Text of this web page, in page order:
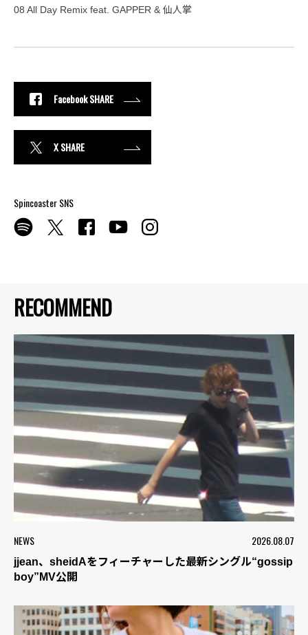
RECOMMEND
NEWS 2026.08.07
jjean、sheidAをフィーチャーした最新シングル“gossip
boy”MV公開
08 All Day Remix feat. GAPPER & 仙人掌
Facebook SHARE
X SHARE
Spincoaster SNS